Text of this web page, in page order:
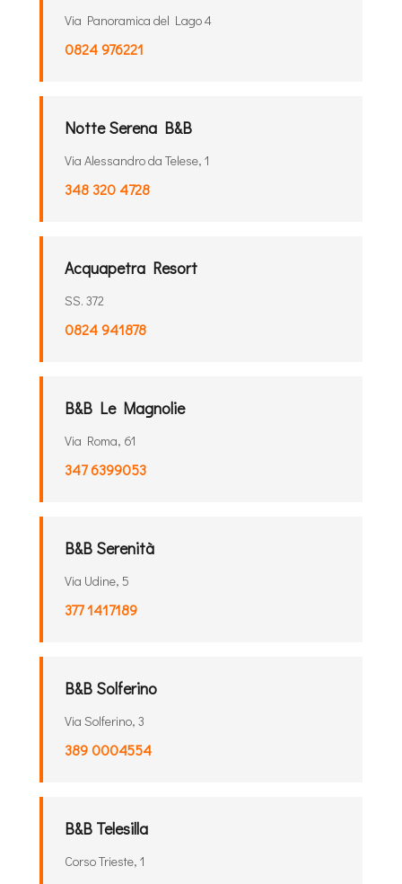
Via Panoramica del Lago 4
0824 976221
Notte Serena B&B
Via Alessandro da Telese, 1
348 320 4728
Acquapetra Resort
SS. 372
0824 941878
B&B Le Magnolie
Via Roma, 61
347 6399053
B&B Serenità
Via Udine, 5
377 1417189
B&B Solferino
Via Solferino, 3
389 0004554
B&B Telesilla
Corso Trieste, 1